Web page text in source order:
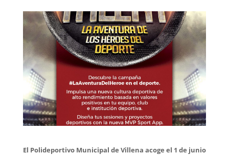
El Polideportivo Municipal de Villena acoge el 1 de junio